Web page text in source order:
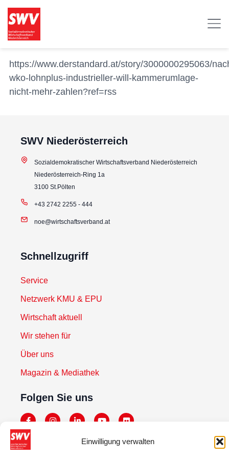
Einwilligung verwalten
https://www.derstandard.at/story/3000000295063/
wko-lohnplus-industrieller-will-kammerumlage-
nicht-mehr-zahlen?ref=rss
SWV Niederösterreich
Sozialdemokratischer Wirtschaftsverband Niederösterreich
Niederösterreich-Ring 1a
3100 St.Pölten
+43 2742 2255 - 444
noe@wirtschaftsverband.at
Schnellzugriff
Service
Netzwerk KMU & EPU
Wirtschaft aktuell
Wir stehen für
Über uns
Magazin & Mediathek
Folgen Sie uns
Newsletter abonnieren